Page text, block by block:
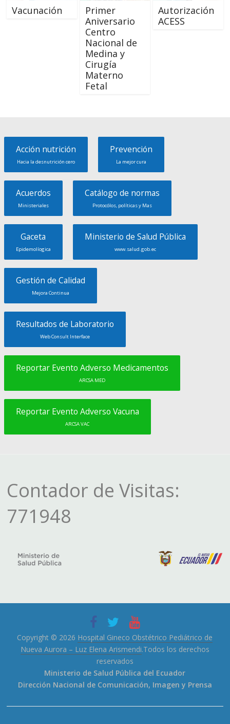
Vacunación
Primer
Aniversario
Centro
Nacional de
Medina y
Cirugía
Materno
Fetal
Autorización
ACESS
Acción nutrición
Hacia la desnutrición cero
Prevención
La mejor cura
Acuerdos
Ministeriales
Catálogo de normas
Protocólos, políticas y Mas
Gaceta
Epidemolíogica
Ministerio de Salud Pública
www.salud.gob.ec
Gestión de Calidad
Mejora Continua
Resultados de Laboratorio
Web Consult Interface
Reportar Evento Adverso Medicamentos
ARCSA MED
Reportar Evento Adverso Vacuna
ARCSA VAC
Contador de Visitas:
771948
Copyright © 2026 Hospital Gineco Obstétrico Pediátrico de
Nueva Aurora – Luz Elena Arismendi.Todos los derechos
reservados
Ministerio de Salud Pública del Ecuador
Dirección Nacional de Comunicación, Imagen y Prensa